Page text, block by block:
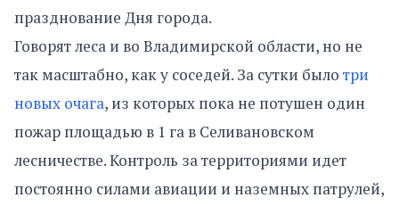
празднование Дня города.
Говорят леса и во Владимирской области, но не
так масштабно, как у соседей. За сутки было три
новых очага, из которых пока не потушен один
пожар площадью в 1 га в Селивановском
лесничестве. Контроль за территориями идет
постоянно силами авиации и наземных патрулей,